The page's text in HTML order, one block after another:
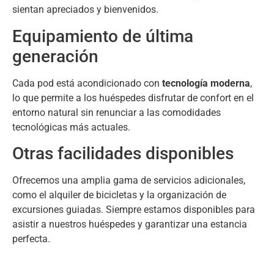
sientan apreciados y bienvenidos.
Equipamiento de última
generación
Cada pod está acondicionado con tecnología moderna,
lo que permite a los huéspedes disfrutar de confort en el
entorno natural sin renunciar a las comodidades
tecnológicas más actuales.
Otras facilidades disponibles
Ofrecemos una amplia gama de servicios adicionales,
como el alquiler de bicicletas y la organización de
excursiones guiadas. Siempre estamos disponibles para
asistir a nuestros huéspedes y garantizar una estancia
perfecta.